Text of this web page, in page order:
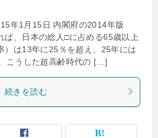
年1月15日 内閣府の2014年版
ば、日本の総人□に占める65歳以上
）は13年に25％を超え、25年には
こうした超高齢時代の […]
続きを読む